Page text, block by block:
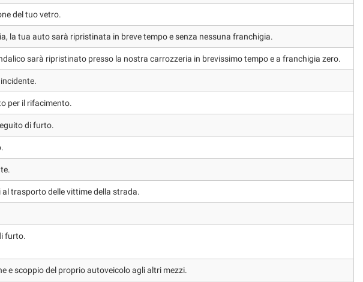
del tuo vetro.
la tua auto sarà ripristinata in breve tempo e senza nessuna franchigia.
sarà ripristinato presso la nostra carrozzeria in brevissimo tempo e a franchigia zero.
per il rifacimento.
di furto.
trasporto delle vittime della strada.
furto.
e scoppio del proprio autoveicolo agli altri mezzi.